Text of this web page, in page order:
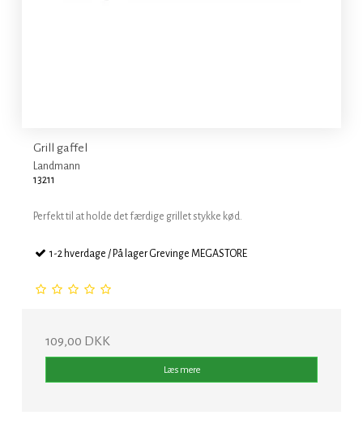
Grill gaffel
Landmann
13211
Perfekt til at holde det færdige grillet stykke kød.
1-2 hverdage / På lager Grevinge MEGASTORE
109,00 DKK
Læs mere